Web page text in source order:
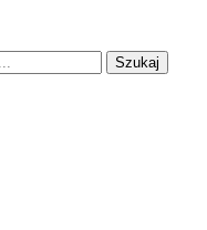
Szukaj